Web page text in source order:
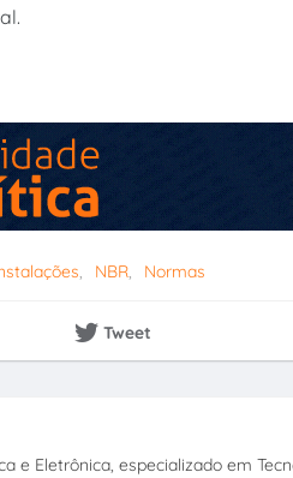
NBR Normas
Tweet
e Eletrônica, especializado em